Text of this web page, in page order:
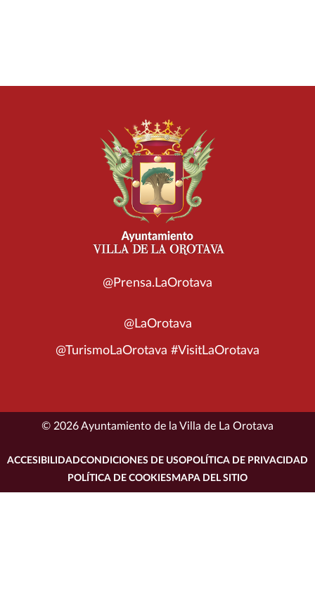
@Prensa.LaOrotava
@LaOrotava
@TurismoLaOrotava #VisitLaOrotava
© 2026 Ayuntamiento de la Villa de La Orotava
ACCESIBILIDADCONDICIONES DE USO POLÍTICA DE PRIVACIDAD
POLÍTICA DE COOKIESMAPA DEL SITIO